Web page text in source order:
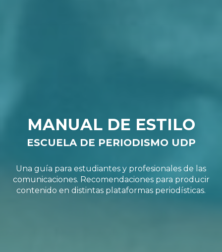
MANUAL DE ESTILO
ESCUELA DE PERIODISMO UDP
Una guía para estudiantes y profesionales de las
comunicaciones. Recomendaciones para producir
contenido en distintas plataformas periodísticas.